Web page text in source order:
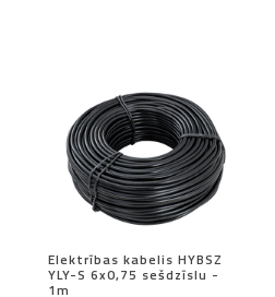
Elektrības kabelis HYBSZ
YLY-S 6x0,75 sešdzīslu -
1m